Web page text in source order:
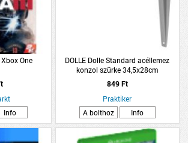
One
Info
DOLLE Dolle Standard acéllemez
konzol szürke 34,5x28cm
849 Ft
Praktiker
A bolthoz
Info